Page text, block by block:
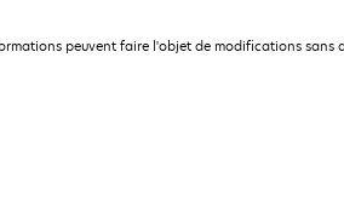
peuvent faire l'objet de modifications sans